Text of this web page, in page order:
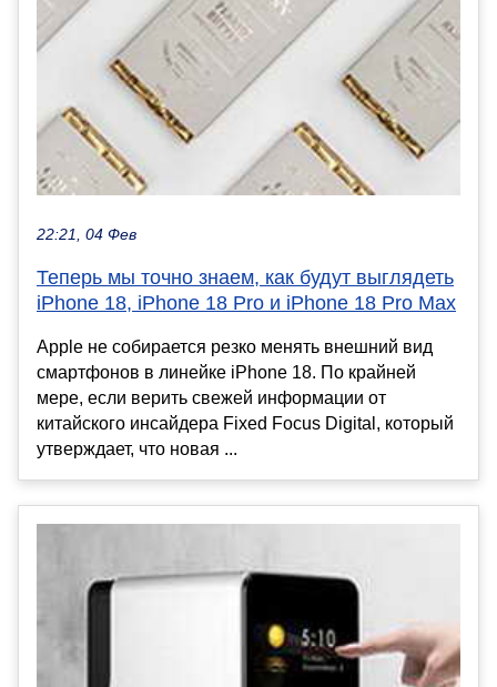
22:21, 04 Фев
Теперь мы точно знаем, как будут выглядеть
iPhone 18, iPhone 18 Pro и iPhone 18 Pro Max
Apple не собирается резко менять внешний вид
смартфонов в линейке iPhone 18. По крайней
мере, если верить свежей информации от
китайского инсайдера Fixed Focus Digital, который
утверждает, что новая ...